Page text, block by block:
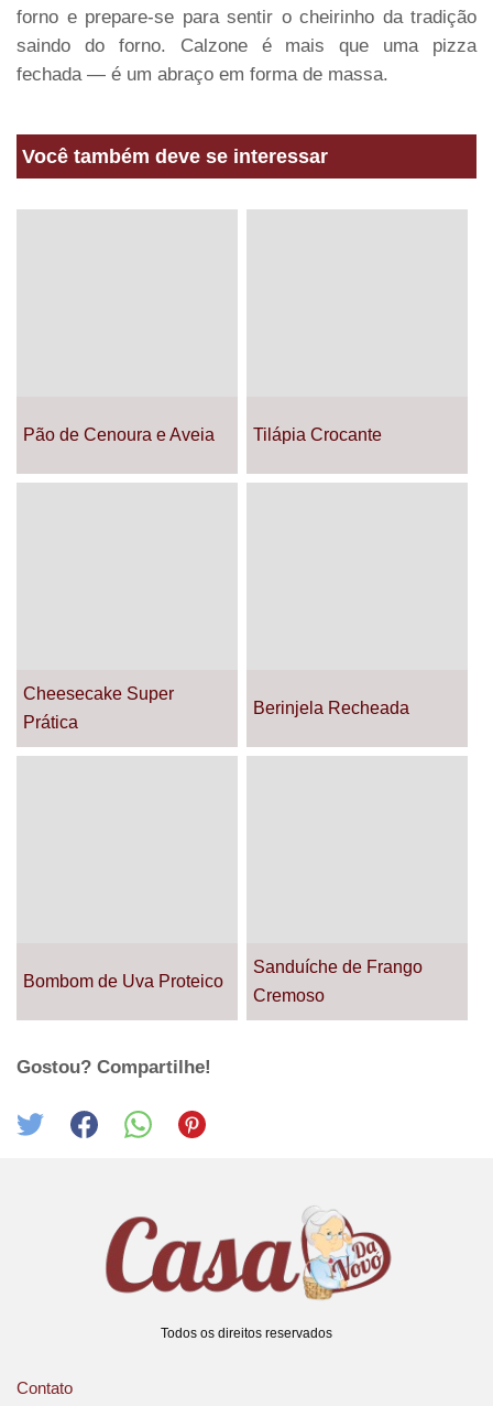
forno e prepare-se para sentir o cheirinho da tradição
saindo do forno. Calzone é mais que uma pizza
fechada — é um abraço em forma de massa.
Você também deve se interessar
Pão de Cenoura e Aveia Tilápia Crocante
Cheesecake Super
Prática
Berinjela Recheada
Bombom de Uva Proteico
Sanduíche de Frango
Cremoso
Gostou? Compartilhe!
Todos os direitos reservados
Contato